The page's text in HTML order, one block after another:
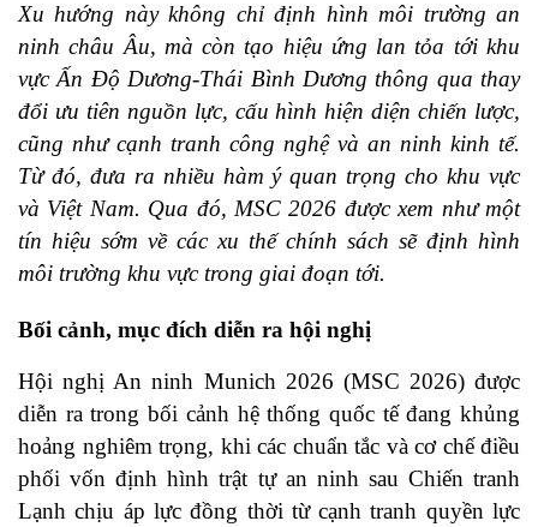
Xu hướng này không chỉ định hình môi trường an
ninh châu Âu, mà còn tạo hiệu ứng lan tỏa tới khu
vực Ấn Độ Dương-Thái Bình Dương thông qua thay
đổi ưu tiên nguồn lực, cấu hình hiện diện chiến lược,
cũng như cạnh tranh công nghệ và an ninh kinh tế.
Từ đó, đưa ra nhiều hàm ý quan trọng cho khu vực
và Việt Nam. Qua đó, MSC 2026 được xem như một
tín hiệu sớm về các xu thế chính sách sẽ định hình
môi trường khu vực trong giai đoạn tới.
Bối cảnh, mục đích diễn ra hội nghị
Hội nghị An ninh Munich 2026 (MSC 2026) được
diễn ra trong bối cảnh hệ thống quốc tế đang khủng
hoảng nghiêm trọng, khi các chuẩn tắc và cơ chế điều
phối vốn định hình trật tự an ninh sau Chiến tranh
Lạnh chịu áp lực đồng thời từ cạnh tranh quyền lực